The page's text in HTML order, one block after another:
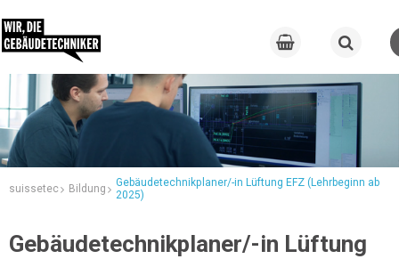
suissetec Bildung
Gebäudetechnikplaner/-in Lüftung EFZ (Lehrbeginn ab
2025)
Gebäudetechnikplaner/-in Lüftung